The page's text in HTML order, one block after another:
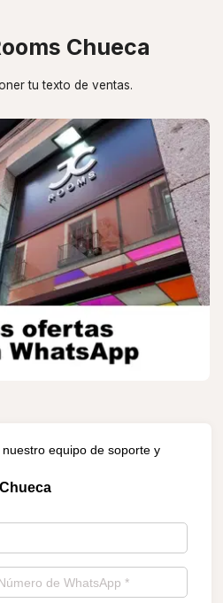
Chueca
tu texto de ventas.
equipo de soporte y